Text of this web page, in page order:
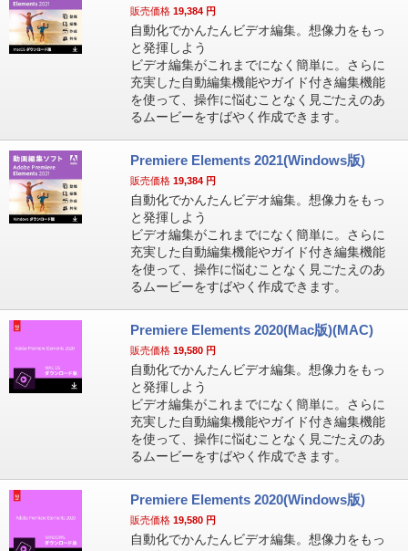
販売価格 19,384 円
自動化でかんたんビデオ編集。想像力をもっ
と発揮しよう
ビデオ編集がこれまでになく簡単に。さらに
充実した自動編集機能やガイド付き編集機能
を使って、操作に悩むことなく見ごたえのあ
るムービーをすばやく作成できます。
Premiere Elements 2021(Windows版)
販売価格 19,384 円
自動化でかんたんビデオ編集。想像力をもっ
と発揮しよう
ビデオ編集がこれまでになく簡単に。さらに
充実した自動編集機能やガイド付き編集機能
を使って、操作に悩むことなく見ごたえのあ
るムービーをすばやく作成できます。
Premiere Elements 2020(Mac版)(MAC)
販売価格 19,580 円
自動化でかんたんビデオ編集。想像力をもっ
と発揮しよう
ビデオ編集がこれまでになく簡単に。さらに
充実した自動編集機能やガイド付き編集機能
を使って、操作に悩むことなく見ごたえのあ
るムービーをすばやく作成できます。
Premiere Elements 2020(Windows版)
販売価格 19,580 円
自動化でかんたんビデオ編集。想像力をもっ